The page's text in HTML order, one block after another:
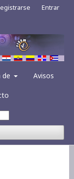
de Avisos
Entrar